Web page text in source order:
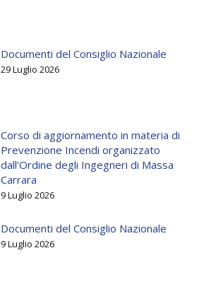
Documenti del Consiglio Nazionale
29 Luglio 2026
Corso di aggiornamento in materia di
Prevenzione Incendi organizzato
dall’Ordine degli Ingegneri di Massa
Carrara
9 Luglio 2026
Documenti del Consiglio Nazionale
9 Luglio 2026